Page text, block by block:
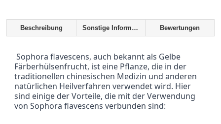
Beschreibung Sonstige Informationen Bewertungen
Sophora flavescens, auch bekannt als Gelbe
Färberhülsenfrucht, ist eine Pflanze, die in der
traditionellen chinesischen Medizin und anderen
natürlichen Heilverfahren verwendet wird. Hier
sind einige der Vorteile, die mit der Verwendung
von Sophora flavescens verbunden sind: